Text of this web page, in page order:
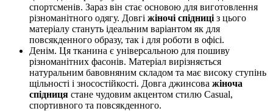
спортсменів. Зараз він стає основою для виготовлення
різноманітного одягу. Довгі жіночі спідниці з цього
матеріалу стануть ідеальним варіантом як для
повсякденного образу, так і для роботи в офісі.
Денім. Ця тканина є універсальною для пошиву
різноманітних фасонів. Матеріал вирізняється
натуральним бавовняним складом та має високу ступінь
щільності і зносостійкості. Довга джинсова жіноча
спідниця стане чудовим акцентом стилю Casual,
спортивного та повсякденного.